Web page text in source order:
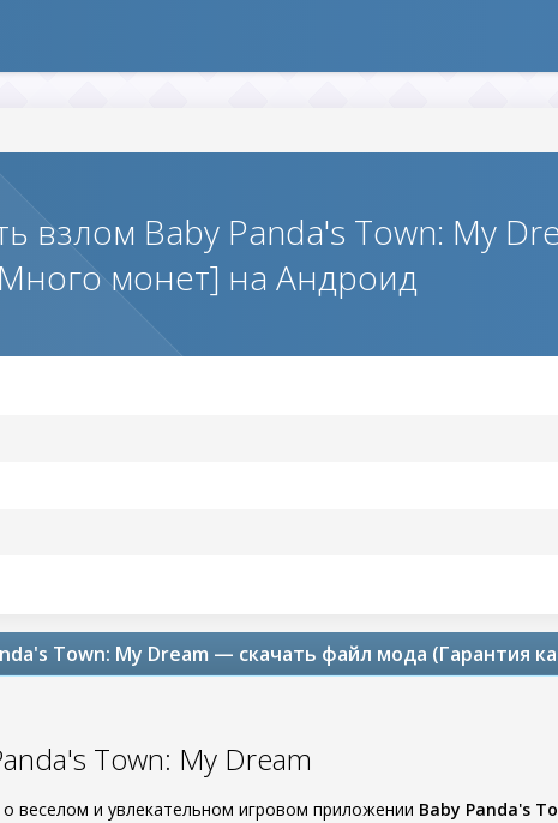
взлом Baby Panda's Town: My
монет] на Андроид
Town: My Dream — скачать файл мода (Гарантия
Town: My Dream
веселом и увлекательном игровом приложении Baby Panda's